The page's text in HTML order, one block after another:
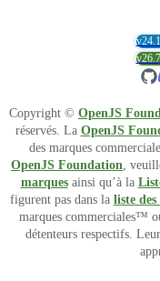
Copyright © OpenJS
réservés. La OpenJS
des marques
OpenJS Foundation ,
marquesainsi qu’à la
figurent pas dans la liste
marques commerciales™
détenteurs respectifs.